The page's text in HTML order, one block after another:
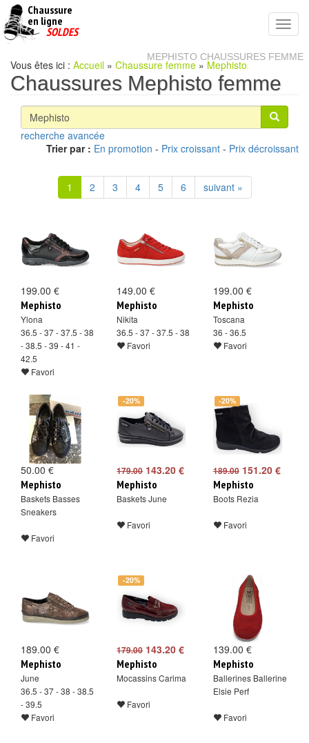
Chaussure
en ligne
pas
SOLDES
MEPHISTO CHAUSSURES FEMME
Vous êtes ici : Accueil » Chaussure femme » Mephisto
Chaussures Mephisto femme
recherche avancée
Trier par : En promotion - Prix croissant - Prix décroissant
1 2 3 4 5 6 suivant »
199.00 €
Mephisto
Ylona
36.5 - 37 - 37.5 - 38
- 38.5 - 39 - 41 -
42.5
Favori
149.00 €
Mephisto
Nikita
36.5 - 37 - 37.5 - 38
Favori
199.00 €
Mephisto
Toscana
36 - 36.5
Favori
50.00 €
Mephisto
Baskets Basses
Sneakers
Favori
-20%
179.00143.20 €
Mephisto
Baskets June
Favori
-20%
189.00151.20 €
Mephisto
Boots Rezia
Favori
189.00 €
Mephisto
June
36.5 - 37 - 38 - 38.5
- 39.5
Favori
-20%
179.00143.20 €
Mephisto
Mocassins Carima
Favori
139.00 €
Mephisto
Ballerines Ballerine
Elsie Perf
Favori